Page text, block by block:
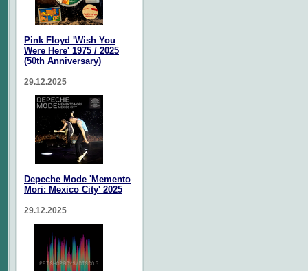
Pink Floyd 'Wish You
Were Here' 1975 / 2025
(50th Anniversary)
29.12.2025
Depeche Mode 'Memento
Mori: Mexico City' 2025
29.12.2025